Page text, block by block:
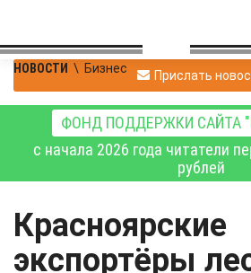
НОВОСТИ \ Бизнес Прислать
ФОНД ПОДДЕРЖКИ САЙТА
с начала 2026 года читатели
рублей
Красноярские
экспортёры